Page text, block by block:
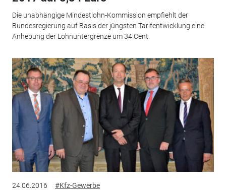
Die unabhängige Mindestlohn-Kommission empfiehlt der
Bundesregierung auf Basis der jüngsten Tarifentwicklung eine
Anhebung der Lohnuntergrenze um 34 Cent.
24.06.2016 #Kfz-Gewerbe